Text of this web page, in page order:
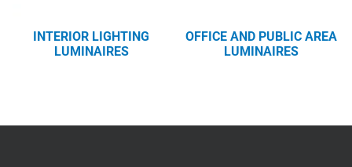
INTERIOR LIGHTING
LUMINAIRES
OFFICE AND PUBLIC AREA
LUMINAIRES